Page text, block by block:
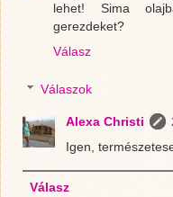
lehet! Sima
gerezdeket?
Válasz
Válaszok
Alexa Christi
Igen,
Válasz